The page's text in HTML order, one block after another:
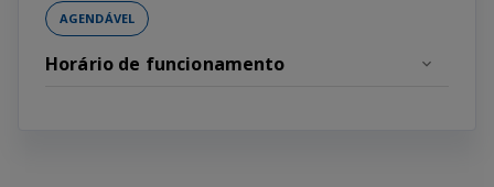
AGENDÁVEL
Horário de funcionamento